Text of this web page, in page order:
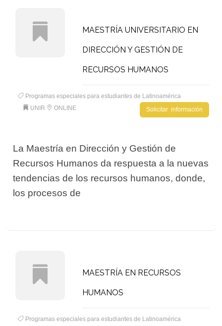
MAESTRÍA UNIVERSITARIO EN
DIRECCIÓN Y GESTIÓN DE
RECURSOS HUMANOS
Programas especiales para estudiantes de Latinoamérica
UNIR
ONLINE Solicitar información
La Maestría en Dirección y Gestión de
Recursos Humanos da respuesta a la nuevas
tendencias de los recursos humanos, donde,
los procesos de
MAESTRÍA EN RECURSOS
HUMANOS
Programas especiales para estudiantes de Latinoamérica